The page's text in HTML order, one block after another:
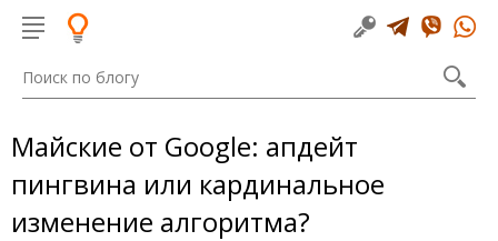
Майские от Google: апдейт
пингвина или кардинальное
изменение алгоритма?